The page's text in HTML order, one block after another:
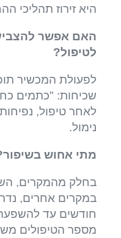
היא זירוז תהליכי
האם אפשר
לטיפול?
לפעולת המכשיר
שכיחות: "כתמים
לאחר טיפול,
נימול.
מתי אחוש
בחלק מהמקרים,
במקרים אחרים,
חודשים עד
מספר הטיפולים